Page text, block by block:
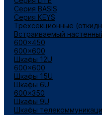
Cерия BASIS
Cерия KEYS
Трехсекционные
Встраиваемый
600x450
600x600
Шкафы 12U
600x600
Шкафы 15U
Шкафы 6U
600x350
Шкафы 9U
Шкафы